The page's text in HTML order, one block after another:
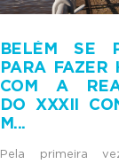
BELÉM SE
PARA FAZER
COM A
DO XXXII
M...
Pela primeira